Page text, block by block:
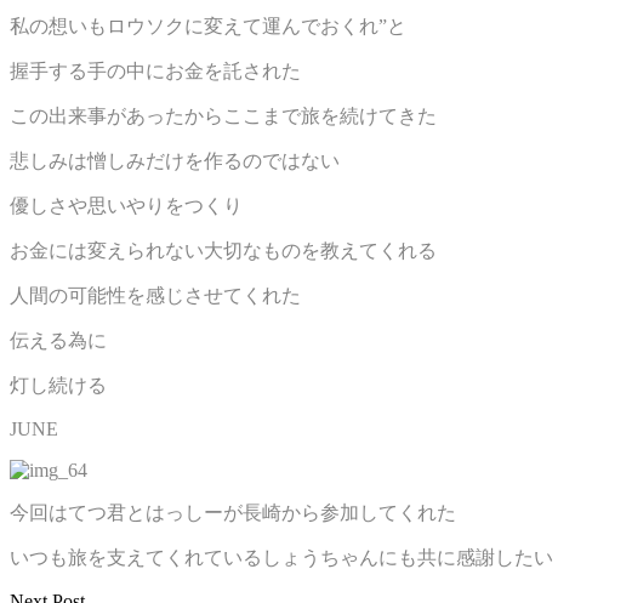
私の想いもロウソクに変えて運んでおくれ”と
握手する手の中にお金を託された
この出来事があったからここまで旅を続けてきた
悲しみは憎しみだけを作るのではない
優しさや思いやりをつくり
お金には変えられない大切なものを教えてくれる
人間の可能性を感じさせてくれた
伝える為に
灯し続ける
JUNE
今回はてつ君とはっしーが長崎から参加してくれた
いつも旅を支えてくれているしょうちゃんにも共に感謝したい